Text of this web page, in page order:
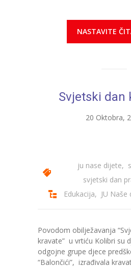
---- Zvončica
-- Dokumenti
-- COVID-19 Procedure
---- Plan javnih nabavki
---- Osnovni elementi
---- Nabavka usluga iz
-- Konkursi
NASTAVITE
Svjetski dan
20 Oktobra,
ju nase dijete,
svjetski dan
Edukacija, JU Naše
Povodom obilježavanja
kravate” u vrtiću Kolibri su
odgojne grupe djece
“Balončići”, izrađivala